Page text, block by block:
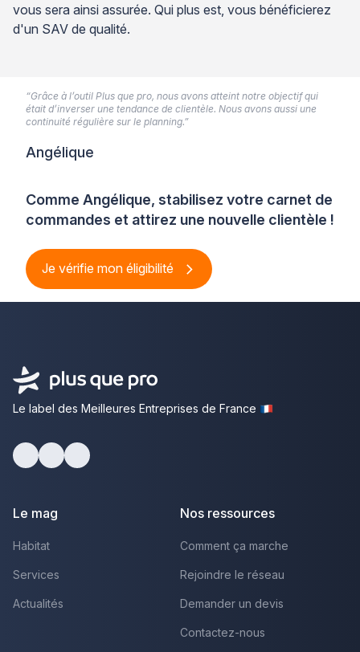
vous sera ainsi assurée. Qui plus est, vous bénéficierez
d'un SAV de qualité.
Comme Angélique, stabilisez votre carnet de
commandes et attirez une nouvelle clientèle !
Je vérifie mon éligibilité
“Grâce à l’outil Plus que pro, nous avons atteint notre objectif qui
était d’inverser une tendance de clientèle. Nous avons aussi une
continuité régulière sur le planning.”
Angélique
Le label des Meilleures Entreprises de France
Le mag
Habitat
Services
Actualités
Nos ressources
Comment ça marche
Rejoindre le réseau
Demander un devis
Contactez-nous